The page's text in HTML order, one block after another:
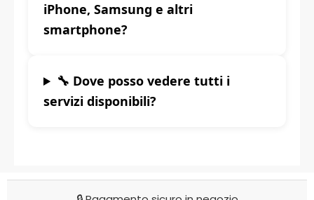
iPhone, Samsung e altri
smartphone?
🔧 Dove posso vedere tutti i
servizi disponibili?